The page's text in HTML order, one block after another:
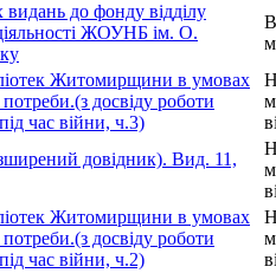
до фонду відділу
ЖОУНБ ім. О.
Житомирщини в умовах
досвіду роботи
час війни, ч.3)
довідник). Вид. 11,
Житомирщини в умовах
досвіду роботи
час війни, ч.2)